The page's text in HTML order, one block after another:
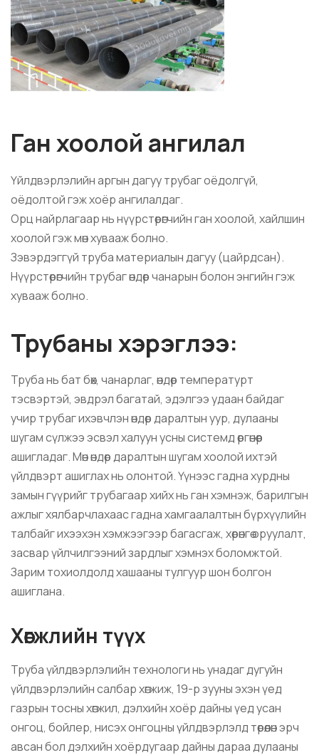
Ган хоолой ангилал
Үйлдвэрлэлийн аргын дагуу трубаг оёдолгүй,
оёдолтой гэж хоёр ангилалдаг.
Орц найрлагаар нь нүүрстөрөгчийн ган хоолой, хайлшин
хоолой гэж мөн хувааж болно.
Зэвэрдэггүй труба материалын дагуу (цайрдсан).
Нүүрстөрөгчийн трубаг өндөр чанарын болон энгийн гэж
хувааж болно.
Трубаны хэрэглээ:
Труба нь бат бөх, чанарлаг, өндөр температурт
тэсвэртэй, эвдрэл багатай, эдэлгээ удаан байдаг
учир трубаг ихэвчлэн өндөр даралтын уур, дулааны
шугам сүлжээ эсвэл халуун усны системд өргөнөөр
ашигладаг. Мөн өндөр даралтын шугам хоолой ихтэй
үйлдвэрт ашиглах нь олонтой. Үүнээс гадна хурдны
замын гүүрийг трубагаар хийх нь ган хэмнэж, барилгын
ажлыг хялбарчлахаас гадна хамгаалалтын бүрхүүлийн
талбайг ихээхэн хэмжээгээр багасгаж, хөрөнгө оруулалт,
засвар үйлчилгээний зардлыг хэмнэх боломжтой.
Зарим тохиолдолд хашааны тулгуур шон болгон
ашиглана.
Хөгжлийн түүх
Труба үйлдвэрлэлийн технологи нь унадаг дугуйн
үйлдвэрлэлийн салбар хөгжиж, 19-р зууны эхэн үед
газрын тосны хөгжил, дэлхийн хоёр дайны үед усан
онгоц, бойлер, нисэх онгоцны үйлдвэрлэлд төрөөлөн эрч
авсан бол дэлхийн хоёрдугаар дайны дараа дулааны